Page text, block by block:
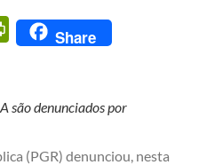
PrintFriendly
Share
são denunciados por
(PGR) denunciou, nesta